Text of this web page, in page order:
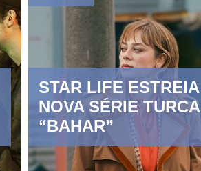
STAR LIFE ESTREIA
NOVA SÉRIE TURCA
“BAHAR”